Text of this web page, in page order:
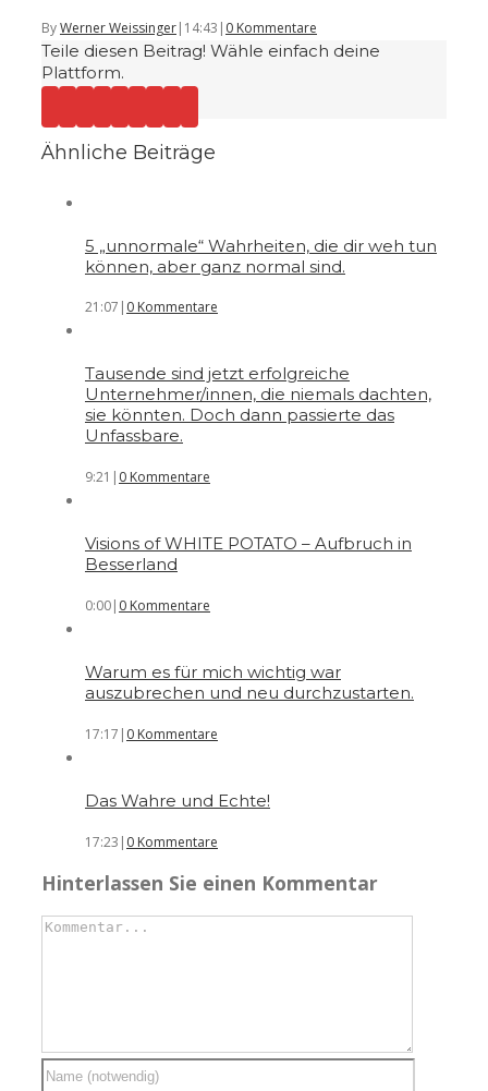
ByWerner Weissinger| 14:43 | 0 Kommentare
Teile diesen Beitrag! Wähle einfach deine
Plattform.
Ähnliche Beiträge
5 „unnormale“ Wahrheiten, die dir weh tun
können, aber ganz normal sind.
21:07 | 0 Kommentare
Tausende sind jetzt erfolgreiche
Unternehmer/innen, die niemals dachten,
sie könnten. Doch dann passierte das
Unfassbare.
9:21 | 0 Kommentare
Visions of WHITE POTATO – Aufbruch in
Besserland
0:00| 0 Kommentare
Warum es für mich wichtig war
auszubrechen und neu durchzustarten.
17:17 | 0 Kommentare
Das Wahre und Echte!
17:23 | 0 Kommentare
Hinterlassen Sie einen Kommentar